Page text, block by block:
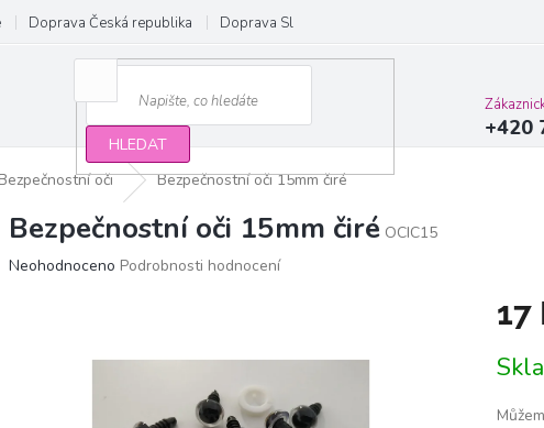
Doprava Česká republika Doprava Slovensko a EU
HLEDAT
+420
Bezpečnostní oči Bezpečnostní oči 15mm čiré
Bezpečnostní oči 15mm čiré OCIC15
Průměrné
Neohodnoceno Podrobnosti hodnocení
17
cena: